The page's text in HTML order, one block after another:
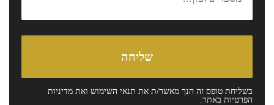
בשליחת טופס זה הנך מאשר/ת את תנאי השימוש ואת מדיניות
הפרטיות באתר.